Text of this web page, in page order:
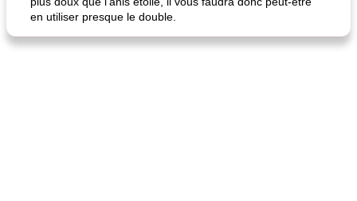
fiesta tostadas le méga's jopp joes
en utiliser presque le double.